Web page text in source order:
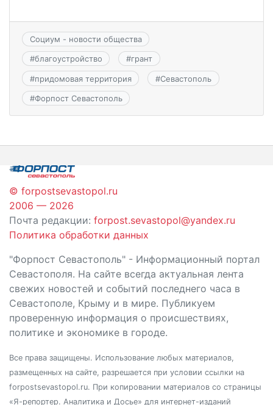
Социум - новости общества
#благоустройство #грант
#придомовая территория #Севастополь
#Форпост Севастополь
© forpostsevastopol.ru
2006 — 2026
Почта редакции: forpost.sevastopol@yandex.ru
Политика обработки данных
"Форпост Севастополь" - Информационный портал
Севастополя. На сайте всегда актуальная лента
свежих новостей и событий последнего часа в
Севастополе, Крыму и в мире. Публикуем
проверенную информация о происшествиях,
политике и экономике в городе.
Все права защищены. Использование любых материалов,
размещенных на сайте, разрешается при условии ссылки на
forpostsevastopol.ru. При копировании материалов со страницы
«Я-репортер. Аналитика и Досье» для интернет-изданий